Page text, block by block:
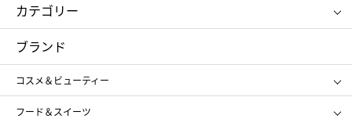
カテゴリー
コスメ＆ビューティー
ギフト
レディース
メンズ
スポーツ・アウトドア
ブランド
コスメ＆ビューティー
SHISEIDO
フード＆スイーツ